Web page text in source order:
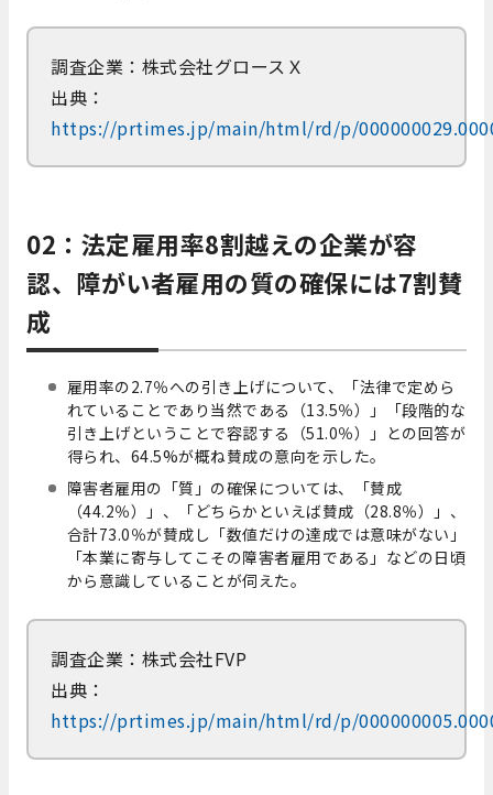
調査企業：株式会社グロースＸ
出典：
https://prtimes.jp/main/html/rd/p/
02：法定雇用率8割越えの企業が容
認、障がい者雇用の質の確保には7割賛
成
雇用率の2.7％への引き上げについて、「法律で定めら
れていることであり当然である（13.5％）」「段階的な
引き上げということで容認する（51.0％）」との回答が
得られ、64.5%が概ね賛成の意向を示した。
障害者雇用の「質」の確保については、「賛成
（44.2％）」、「どちらかといえば賛成（28.8％）」、
合計73.0％が賛成し「数値だけの達成では意味がない」
「本業に寄与してこその障害者雇用である」などの日頃
から意識していることが伺えた。
調査企業：株式会社FVP
出典：
https://prtimes.jp/main/html/rd/p/